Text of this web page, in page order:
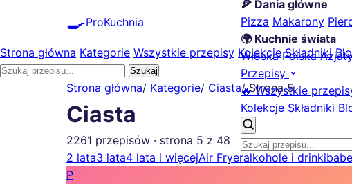
🍳ProKuchnia
🍕 Dania główne
Pizza Makarony
🌍 Kuchnie świata
Włoska Polska
Przepisy
🔥 Wszystkie
Kolekcje Składniki
Strona główna Kategorie Wszystkie przepisy Kolekcje Składniki
Szukaj
Strona główna/ Kategorie/ Ciasta/ Strona 5
Ciasta
2261 przepisów · strona 5 z 48
2 lata3 lata4 lata i więcejAir Fryeralkohole i drinki
P